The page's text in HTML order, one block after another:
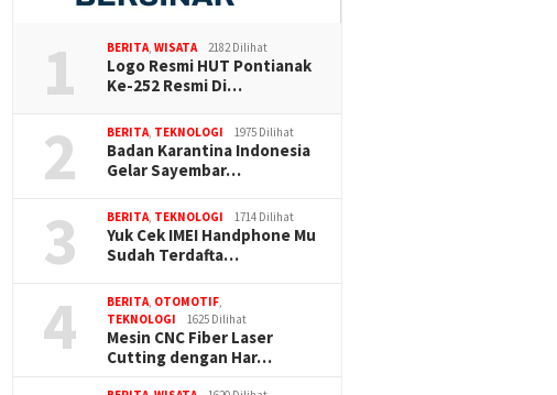
1 BERITA,WISATA 2182 Dilihat
Logo Resmi HUT Pontianak
Ke-252 Resmi Di…
2 BERITA, TEKNOLOGI 1975 Dilihat
Badan Karantina Indonesia
Gelar Sayembar…
3 BERITA, TEKNOLOGI 1714 Dilihat
Yuk Cek IMEI Handphone Mu
Sudah Terdafta…
4 BERITA, OTOMOTIF,
TEKNOLOGI
1625 Dilihat
Mesin CNC Fiber Laser
Cutting dengan Har…